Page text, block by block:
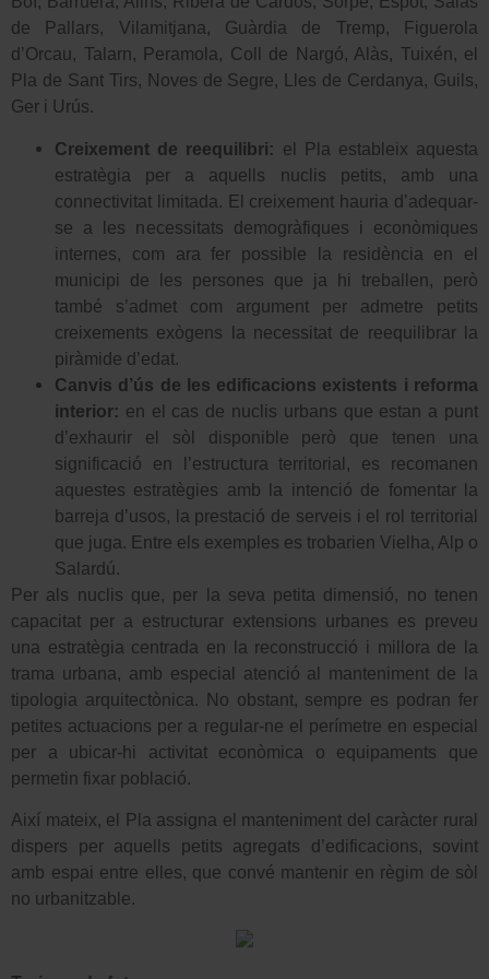
de Pallars, Vilamitjana, Guàrdia de Tremp, Figuerola
d’Orcau, Talarn, Peramola, Coll de Nargó, Alàs, Tuixén, el
Pla de Sant Tirs, Noves de Segre, Lles de Cerdanya, Guils,
Ger i Urús.
Creixement de reequilibri: el Pla estableix aquesta
estratègia per a aquells nuclis petits, amb una
connectivitat limitada. El creixement hauria d’adequar-
se a les necessitats demogràfiques i econòmiques
internes, com ara fer possible la residència en el
municipi de les persones que ja hi treballen, però
també s’admet com argument per admetre petits
creixements exògens la necessitat de reequilibrar la
piràmide d’edat.
Canvis d’ús de les edificacions existents i reforma
interior: en el cas de nuclis urbans que estan a punt
d’exhaurir el sòl disponible però que tenen una
significació en l’estructura territorial, es recomanen
aquestes estratègies amb la intenció de fomentar la
barreja d’usos, la prestació de serveis i el rol territorial
que juga. Entre els exemples es trobarien Vielha, Alp o
Salardú.
Per als nuclis que, per la seva petita dimensió, no tenen
capacitat per a estructurar extensions urbanes es preveu
una estratègia centrada en la reconstrucció i millora de la
trama urbana, amb especial atenció al manteniment de la
tipologia arquitectònica. No obstant, sempre es podran fer
petites actuacions per a regular-ne el perímetre en especial
per a ubicar-hi activitat econòmica o equipaments que
permetin fixar població.
Així mateix, el Pla assigna el manteniment del caràcter rural
dispers per aquells petits agregats d’edificacions, sovint
amb espai entre elles, que convé mantenir en règim de sòl
no urbanitzable.